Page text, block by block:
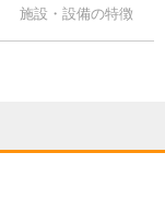
施設・設備の特徴